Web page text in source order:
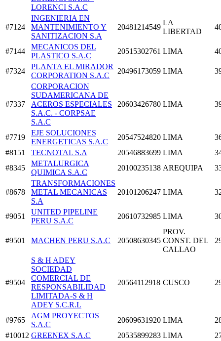
LORENCI S.A.C
#7124
INGENIERIA EN
MANTENIMIENTO Y
SANITIZACION S.A
20481214549
LA
LIBERTAD
#7144
MECANICOS DEL
PLASTICO S.A.C
20515302761 LIMA
#7324
PLANTA EL MIRADOR
CORPORATION S.A.C
20496173059 LIMA
#7337
CORPORACION
SUDAMERICANA DE
ACEROS ESPECIALES
S.A.C. - CORPSAE
S.A.C
20603426780 LIMA
#7719
EJE SOLUCIONES
ENERGETICAS S.A.C
20547524820 LIMA
#8151
TECNOTAL S.A 20546883699 LIMA
#8345
METALURGICA
QUIMICA S.A.C
20100235138 AREQUIPA
#8678
TRANSFORMACIONES
METAL MECANICAS
S.A
20101206247 LIMA
#9051
UNITED PIPELINE
PERU S.A.C
20610732985 LIMA
#9501 MACHEN PERU S.A.C 20508630345
PROV.
CONST. DEL
CALLAO
#9504
S & H ADEY
SOCIEDAD
COMERCIAL DE
RESPONSABILIDAD
LIMITADA-S & H
ADEY S.C.R.L
20564112918 CUSCO
#9765
AGM PROYECTOS
S.A.C
20609631920 LIMA
#10012 GREENEX S.A.C 20535899283 LIMA